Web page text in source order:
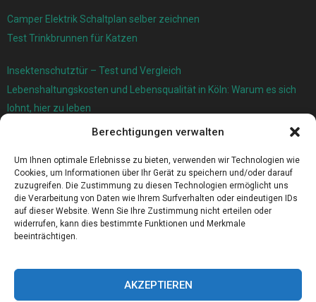
Berechtigungen verwalten
Um Ihnen optimale Erlebnisse zu bieten, verwenden wir Technologien wie
Cookies, um Informationen über Ihr Gerät zu speichern und/oder darauf
zuzugreifen. Die Zustimmung zu diesen Technologien ermöglicht uns
die Verarbeitung von Daten wie Ihrem Surfverhalten oder eindeutigen IDs
auf dieser Website. Wenn Sie Ihre Zustimmung nicht erteilen oder
widerrufen, kann dies bestimmte Funktionen und Merkmale
beeinträchtigen.
AKZEPTIEREN
Camper Elektrik Schaltplan selber zeichnen
Test Trinkbrunnen für Katzen
Insektenschutztür – Test und Vergleich
Lebenshaltungskosten und Lebensqualität in Köln: Warum es sich
lohnt, hier zu leben
Ersatzfedern für Ihr Trampolin
Holländischer Stoffmarkt in Ihrer Nähe